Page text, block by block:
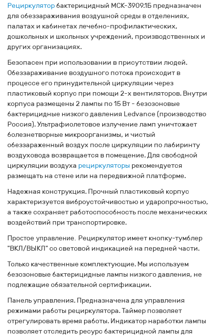
Рециркуляторбактерицидный МСК-3909.1Б предназначен
для обеззараживания воздушной среды в отделениях,
палатах и кабинетах лечебно-профилактических,
дошкольных и школьных учреждений, производственных и
других организациях.
Безопасен при использовании в присутствии людей.
Обеззараживание воздушного потока происходит в
процессе его принудительной циркуляции через
пластиковый корпус при помощи 2-х вентиляторов. Внутри
корпуса размещены 2 лампы по 15 Вт - безозоновые
бактерицидные низкого давления Ledvance (производство
Россия). Ультрафиолетовое излучение ламп уничтожает
болезнетворные микроорганизмы, и чистый
обеззараженный воздух после циркуляции по лабиринту
воздуховода возвращается в помещение. Для свободной
циркуляции воздуха рециркуляторы рекомендуется
размещать на стене или на передвижной платформе.
Надежная конструкция. Прочный пластиковый корпус
характеризуется виброустойчивостью и ударопрочностью,
а также сохраняет работоспособность после механических
воздействий при транспортировке.
Простое управление. Рециркулятор имеет кнопку-тумблер
"ВКЛ/ВЫКЛ" со световой индикацией на передней части.
Только качественные комплектующие. Мы используем
безозоновые бактерицидные лампы низкого давления, не
подлежащие обязательной сертификации.
Панель управления. Предназначена для управления
режимами работы рециркулятора. Таймер позволяет
отрегулировать время работы. Индикатор наработки лампы
позволяет отследить ресурс бактерицидной лампы для